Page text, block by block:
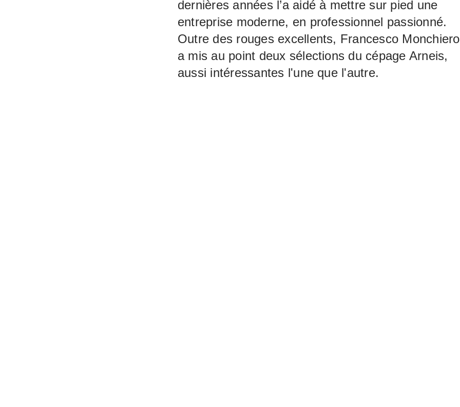
dernières années l’a aidé à mettre sur pied une
entreprise moderne, en professionnel passionné.
Outre des rouges excellents, Francesco Monchiero
a mis au point deux sélections du cépage Arneis,
aussi intéressantes l'une que l'autre.